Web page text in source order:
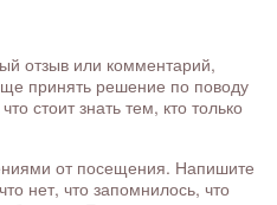
отзыв или комментарий,
принять решение по поводу
стоит знать тем, кто только
от посещения. Напишите
нет, что запомнилось, что